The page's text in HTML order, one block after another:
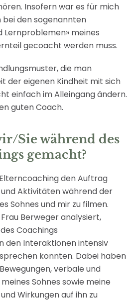
Insofern war es für mich
bei den sogenannten
Lernproblemen» meines
gecoacht werden muss.
die man
der eigenen Kindheit mit sich
einfach im Alleingang ändern.
guten Coach.
Sie während des
gemacht?
den Auftrag
Aktivitäten während der
Sohnes und mir zu filmen.
Berweger analysiert,
Coachings
den Interaktionen intensiv
konnten. Dabei haben
verbale und
Sohnes sowie meine
Wirkungen auf ihn zu